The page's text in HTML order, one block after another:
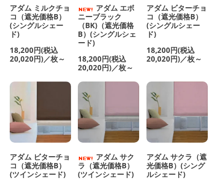
アダム ミルクチョ
コ（遮光価格B）
(シングルシェー
ド)
18,200円(税込
20,020円)／枚～
アダム エボ
ニーブラック
（BK)（遮光価格
B）(シングルシェ
ード)
18,200円(税込
20,020円)／枚～
アダム ビターチョ
コ（遮光価格B）
(シングルシェー
ド)
18,200円(税込
20,020円)／枚～
アダム ビターチョ
コ（遮光価格B）
(ツインシェード)
アダム サク
ラ（遮光価格B）
(ツインシェード)
アダム サクラ（遮
光価格B）(シング
ルシェード)